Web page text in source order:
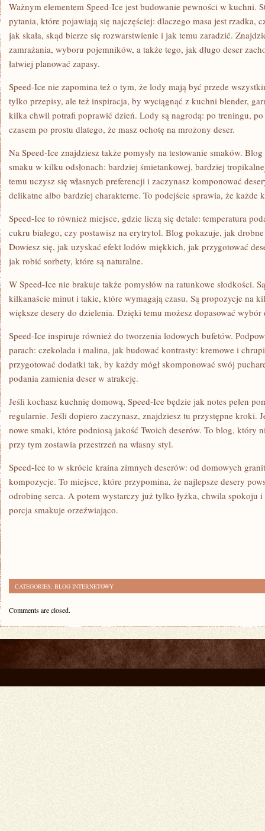
Ważnym elementem Speed-Ice jest budowanie pewności w kuchni.
pytania, które pojawiają się najczęściej: dlaczego masa jest rzadka,
jak skała, skąd bierze się rozwarstwienie i jak temu zaradzić.
zamrażania, wyboru pojemników, a także tego, jak długo deser
łatwiej planować zapasy.
Speed-Ice nie zapomina też o tym, że lody mają być przede
tylko przepisy, ale też inspiracja, by wyciągnąć z kuchni blender,
kilka chwil potrafi poprawić dzień. Lody są nagrodą: po treningu, po
czasem po prostu dlatego, że masz ochotę na mrożony deser.
Na Speed-Ice znajdziesz także pomysły na testowanie smaków.
smaku w kilku odsłonach: bardziej śmietankowej, bardziej
temu uczysz się własnych preferencji i zaczynasz komponować
delikatne albo bardziej charakterne. To podejście sprawia, że każde
Speed-Ice to również miejsce, gdzie liczą się detale: temperatura
cukru białego, czy postawisz na erytrytol. Blog pokazuje, jak
Dowiesz się, jak uzyskać efekt lodów miękkich, jak przygotować
jak robić sorbety, które są naturalne.
W Speed-Ice nie brakuje także pomysłów na ratunkowe słodkości.
kilkanaście minut i takie, które wymagają czasu. Są propozycje na
większe desery do dzielenia. Dzięki temu możesz dopasować
Speed-Ice inspiruje również do tworzenia lodowych bufetów.
parach: czekolada i malina, jak budować kontrasty: kremowe i
przygotować dodatki tak, by każdy mógł skomponować swój
podania zamienia deser w atrakcję.
Jeśli kochasz kuchnię domową, Speed-Ice będzie jak notes pełen
regularnie. Jeśli dopiero zaczynasz, znajdziesz tu przystępne kroki.
nowe smaki, które podniosą jakość Twoich deserów. To blog, który
przy tym zostawia przestrzeń na własny styl.
Speed-Ice to w skrócie kraina zimnych deserów: od domowych
kompozycje. To miejsce, które przypomina, że najlepsze desery
odrobinę serca. A potem wystarczy już tylko łyżka, chwila spokoju
porcja smakuje orzeźwiająco.
CATEGORIES: BLOG INTERNETOWY
Comments are closed.